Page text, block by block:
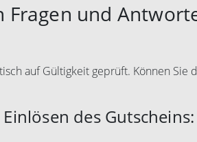
und
auf Gültigkeit geprüft. Können Sie
des Gutscheins: